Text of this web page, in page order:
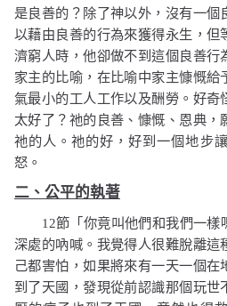
是良善的？除了神以外，沒有一個
以藉由良善的行為來獲得永生，但
濟窮人時，他卻做不到這個良善行
家主的比喻，在比喻中家主慷慨給
氣最小的工人工作以及酬勞。好奇
太好了？祂的良善、慷慨、恩典，
祂的人。祂的好，好到一個地步
怒。
二、公平的執著
12節「 你竟叫他們和我們一樣
深處的吶喊。我覺得人很難脫離這
己都害怕，如果將來有一天一個在
到了天國，發現從前認識那個玩世